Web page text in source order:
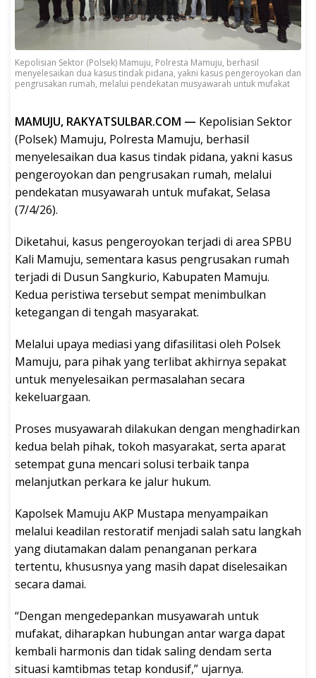
Kepolisian Sektor (Polsek) Mamuju, Polresta Mamuju, berhasil
menyelesaikan dua kasus tindak pidana, yakni kasus pengeroyokan dan
pengrusakan rumah, melalui pendekatan musyawarah untuk mufakat
MAMUJU, RAKYATSULBAR.COM — Kepolisian Sektor
(Polsek) Mamuju, Polresta Mamuju, berhasil
menyelesaikan dua kasus tindak pidana, yakni kasus
pengeroyokan dan pengrusakan rumah, melalui
pendekatan musyawarah untuk mufakat, Selasa
(7/4/26).
Diketahui, kasus pengeroyokan terjadi di area SPBU
Kali Mamuju, sementara kasus pengrusakan rumah
terjadi di Dusun Sangkurio, Kabupaten Mamuju.
Kedua peristiwa tersebut sempat menimbulkan
ketegangan di tengah masyarakat.
Melalui upaya mediasi yang difasilitasi oleh Polsek
Mamuju, para pihak yang terlibat akhirnya sepakat
untuk menyelesaikan permasalahan secara
kekeluargaan.
Proses musyawarah dilakukan dengan menghadirkan
kedua belah pihak, tokoh masyarakat, serta aparat
setempat guna mencari solusi terbaik tanpa
melanjutkan perkara ke jalur hukum.
Kapolsek Mamuju AKP Mustapa menyampaikan
melalui keadilan restoratif menjadi salah satu langkah
yang diutamakan dalam penanganan perkara
tertentu, khususnya yang masih dapat diselesaikan
secara damai.
“Dengan mengedepankan musyawarah untuk
mufakat, diharapkan hubungan antar warga dapat
kembali harmonis dan tidak saling dendam serta
situasi kamtibmas tetap kondusif,” ujarnya.